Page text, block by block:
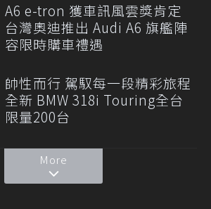
A6 e-tron 獲車訊風雲獎肯定
台灣奧迪推出 Audi A6 旗艦陣
容限時購車禮遇
帥性而行 駕馭每一段精彩旅程
全新 BMW 318i Touring全台
限量200台
More